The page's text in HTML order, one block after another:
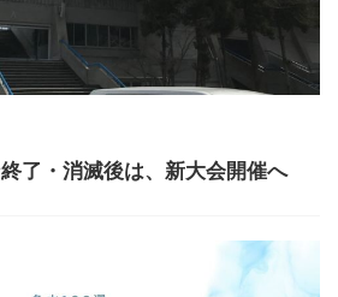
了・消滅後は、新大会開催へ